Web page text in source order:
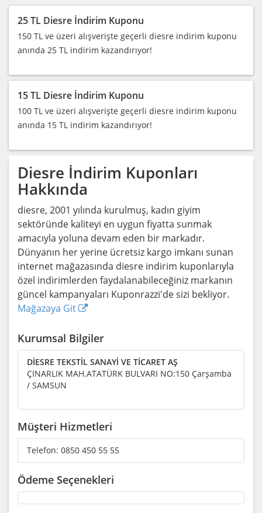
25 TL Diesre İndirim Kuponu
150 TL ve üzeri alışverişte geçerli diesre indirim kuponu
anında 25 TL indirim kazandırıyor!
15 TL Diesre İndirim Kuponu
100 TL ve üzeri alışverişte geçerli diesre indirim kuponu
anında 15 TL indirim kazandırıyor!
Diesre İndirim Kuponları
Hakkında
diesre, 2001 yılında kurulmuş, kadın giyim
sektöründe kaliteyi en uygun fiyatta sunmak
amacıyla yoluna devam eden bir markadır.
Dünyanın her yerine ücretsiz kargo imkanı sunan
internet mağazasında diesre indirim kuponlarıyla
özel indirimlerden faydalanabileceğiniz markanın
güncel kampanyaları Kuponrazzi'de sizi bekliyor.
Mağazaya Git
Kurumsal Bilgiler
DİESRE TEKSTİL SANAYİ VE TİCARET AŞ
ÇINARLIK MAH.ATATÜRK BULVARI NO:150 Çarşamba
/ SAMSUN
Müşteri Hizmetleri
Telefon: 0850 450 55 55
Ödeme Seçenekleri